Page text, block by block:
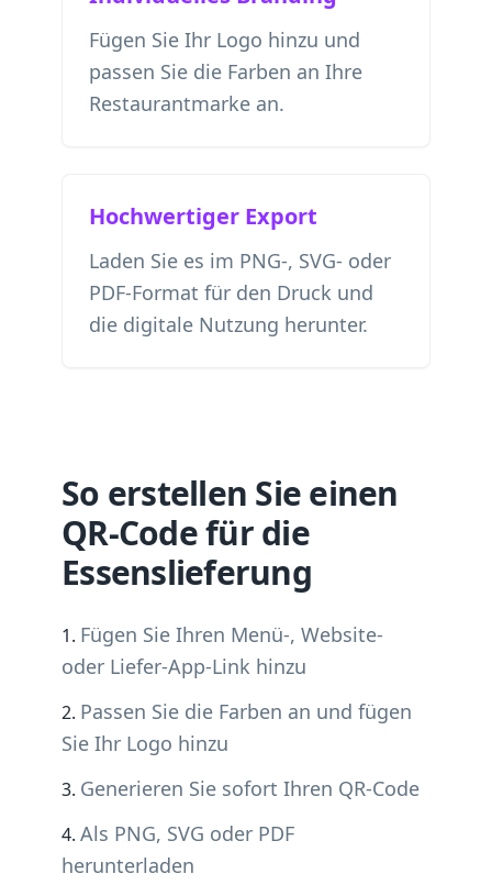
Fügen Sie Ihr Logo hinzu und
passen Sie die Farben an Ihre
Restaurantmarke an.
Hochwertiger Export
Laden Sie es im PNG-, SVG- oder
PDF-Format für den Druck und
die digitale Nutzung herunter.
So erstellen Sie einen
QR-Code für die
Essenslieferung
Fügen Sie Ihren Menü-, Website-
oder Liefer-App-Link hinzu
Passen Sie die Farben an und fügen
Sie Ihr Logo hinzu
Generieren Sie sofort Ihren QR-Code
Als PNG, SVG oder PDF
herunterladen